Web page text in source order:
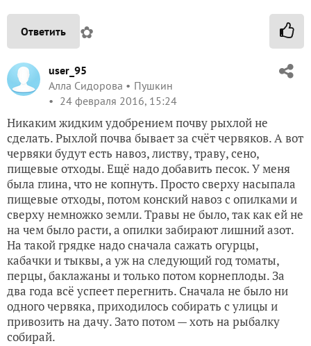
Ответить ✿
user_95
Алла Сидорова
Пушкин
24 февраля 2016, 15:24
Никаким жидким удобрением почву рыхлой не
сделать. Рыхлой почва бывает за счёт червяков. А вот
червяки будут есть навоз, листву, траву, сено,
пищевые отходы. Ещё надо добавить песок. У меня
была глина, что не копнуть. Просто сверху насыпала
пищевые отходы, потом конский навоз с опилками и
сверху немножко земли. Травы не было, так как ей не
на чем было расти, а опилки забирают лишний азот.
На такой грядке надо сначала сажать огурцы,
кабачки и тыквы, а уж на следующий год томаты,
перцы, баклажаны и только потом корнеплоды. За
два года всё успеет перегнить. Сначала не было ни
одного червяка, приходилось собирать с улицы и
привозить на дачу. Зато потом — хоть на рыбалку
собирай.